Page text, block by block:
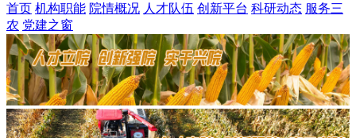
首页 机构职能 院情概况 人才队伍 创新平台 科研动态 服务三
农 党建之窗